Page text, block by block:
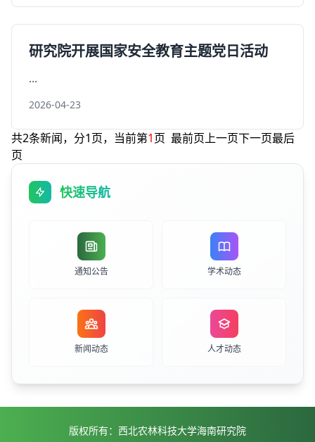
研究院开展国家安全教育主题党日活动
...
2026-04-23
共2条新闻，分1页，当前第1页 最前页上一页下一页最后
页
快速导航
通知公告 学术动态
新闻动态 人才动态
版权所有：西北农林科技大学海南研究院